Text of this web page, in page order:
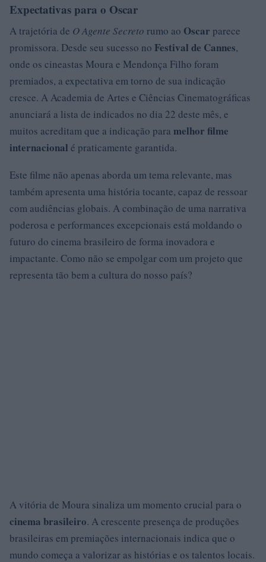
Expectativas para o Oscar
A trajetória de O Agente Secreto rumo ao Oscar parece
promissora. Desde seu sucesso no Festival de Cannes,
onde os cineastas Moura e Mendonça Filho foram
premiados, a expectativa em torno de sua indicação
cresce. A Academia de Artes e Ciências Cinematográficas
anunciará a lista de indicados no dia 22 deste mês, e
muitos acreditam que a indicação para melhor filme
internacional é praticamente garantida.
Este filme não apenas aborda um tema relevante, mas
também apresenta uma história tocante, capaz de ressoar
com audiências globais. A combinação de uma narrativa
poderosa e performances excepcionais está moldando o
futuro do cinema brasileiro de forma inovadora e
impactante. Como não se empolgar com um projeto que
representa tão bem a cultura do nosso país?
A vitória de Moura sinaliza um momento crucial para o
cinema brasileiro. A crescente presença de produções
brasileiras em premiações internacionais indica que o
mundo começa a valorizar as histórias e os talentos locais.